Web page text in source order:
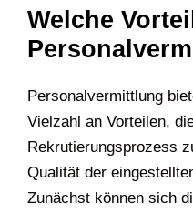
Welche
Personalvermittlung
Vielzahl an Vorteilen,
Rekrutierungsprozess
Qualität der
Zunächst können sich